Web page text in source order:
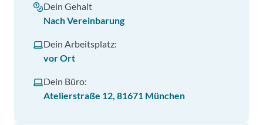
Dein Gehalt
Nach Vereinbarung
Dein Arbeitsplatz:
vor Ort
Dein Büro:
Atelierstraße 12, 81671 München